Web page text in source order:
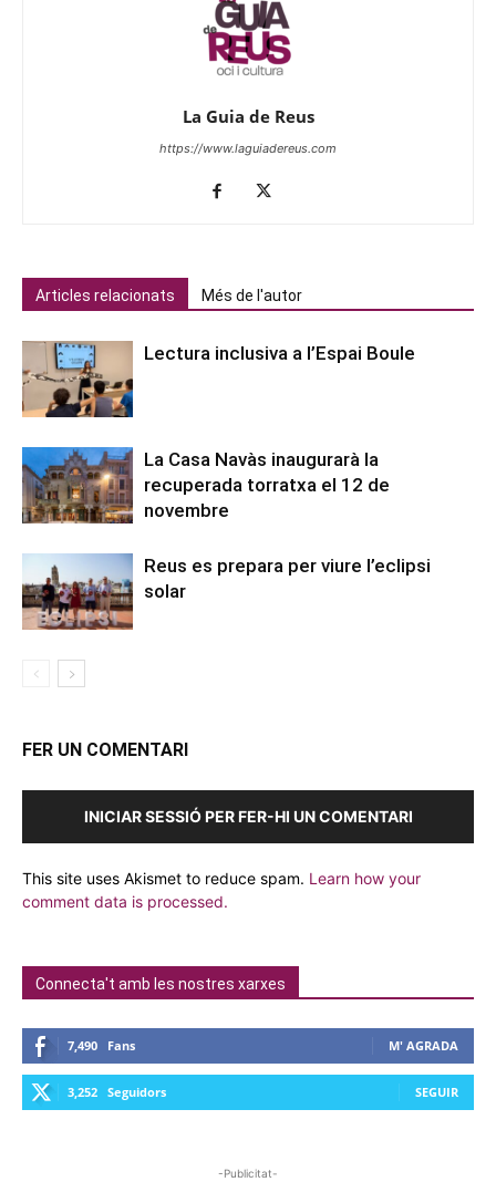
La Guia de Reus
https://www.laguiadereus.com
Articles relacionats Més de l'autor
Lectura inclusiva a l’Espai Boule
La Casa Navàs inaugurarà la
recuperada torratxa el 12 de
novembre
Reus es prepara per viure l’eclipsi
solar
FER UN COMENTARI
INICIAR SESSIÓ PER FER-HI UN COMENTARI
This site uses Akismet to reduce spam. Learn how your
comment data is processed.
Connecta't amb les nostres xarxes
7,490 Fans M' AGRADA
3,252 Seguidors SEGUIR
-Publicitat-